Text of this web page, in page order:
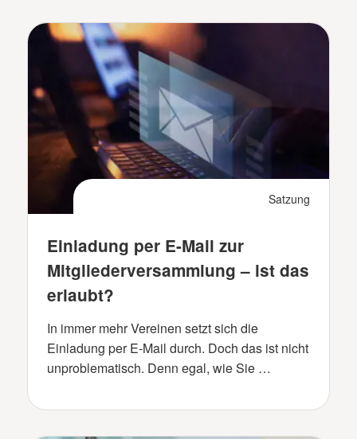
Satzung
Einladung per E-Mail zur
Mitgliederversammlung – ist das
erlaubt?
In immer mehr Vereinen setzt sich die
Einladung per E-Mail durch. Doch das ist nicht
unproblematisch. Denn egal, wie Sie …